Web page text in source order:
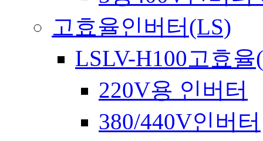
고효율인버터(LS)
LSLV-H100고효
220V용 인버터
380/440V인버터